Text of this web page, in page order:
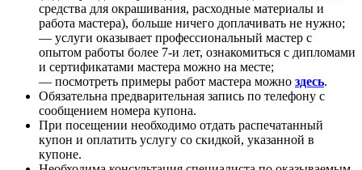
средства для окрашивания, расходные материалы и
работа мастера), больше ничего доплачивать не нужно;
— услуги оказывает профессиональный мастер с
опытом работы более 7-и лет, ознакомиться с дипломами
и сертификатами мастера можно на месте;
— посмотреть примеры работ мастера можно здесь.
Обязательна предварительная запись по телефону с
сообщением номера купона.
При посещении необходимо отдать распечатанный
купон и оплатить услугу со скидкой, указанной в
купоне.